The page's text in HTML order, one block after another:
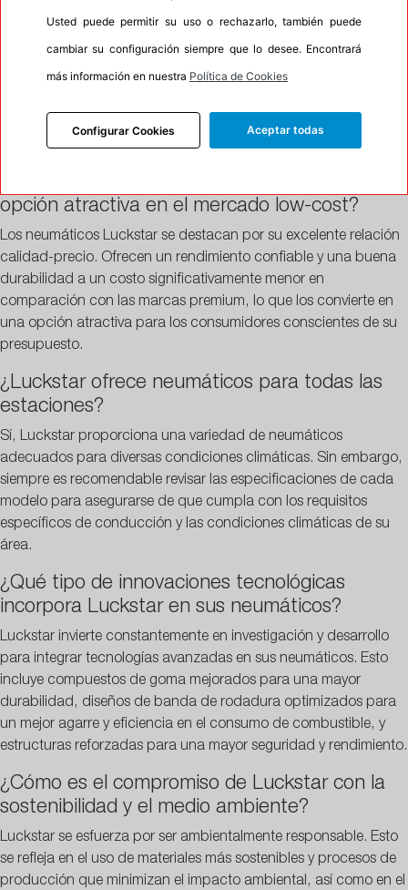
internacionales, ofreciendo sus productos a una clientela
global.
FAQs
Preguntas Frecuentes sobre LuckStar
opción atractiva en el mercado low-cost?
Los neumáticos Luckstar se destacan por su excelente relación
calidad-precio. Ofrecen un rendimiento confiable y una buena
durabilidad a un costo significativamente menor en
comparación con las marcas premium, lo que los convierte en
una opción atractiva para los consumidores conscientes de su
presupuesto.
¿Luckstar ofrece neumáticos para todas las
estaciones?
Sí, Luckstar proporciona una variedad de neumáticos
adecuados para diversas condiciones climáticas. Sin embargo,
siempre es recomendable revisar las especificaciones de cada
modelo para asegurarse de que cumpla con los requisitos
específicos de conducción y las condiciones climáticas de su
área.
¿Qué tipo de innovaciones tecnológicas
incorpora Luckstar en sus neumáticos?
Luckstar invierte constantemente en investigación y desarrollo
para integrar tecnologías avanzadas en sus neumáticos. Esto
incluye compuestos de goma mejorados para una mayor
durabilidad, diseños de banda de rodadura optimizados para
un mejor agarre y eficiencia en el consumo de combustible, y
estructuras reforzadas para una mayor seguridad y rendimiento.
¿Cómo es el compromiso de Luckstar con la
sostenibilidad y el medio ambiente?
Luckstar se esfuerza por ser ambientalmente responsable. Esto
se refleja en el uso de materiales más sostenibles y procesos de
producción que minimizan el impacto ambiental, así como en el
Usted puede permitir su uso o rechazarlo, también puede
cambiar su configuración siempre que lo desee. Encontrará
más información en nuestra Política de Cookies
Configurar Cookies Aceptar todas